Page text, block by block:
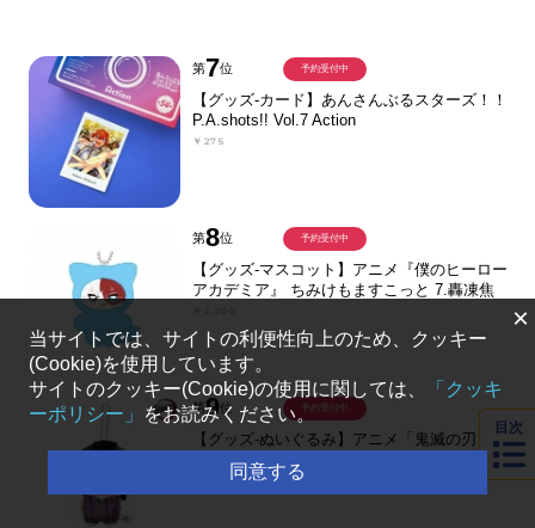
第7位
【グッズ-カード】あんさんぶるスターズ！！
P.A.shots!! Vol.7 Action
￥275
予約受付中
第8位
【グッズ-マスコット】アニメ『僕のヒーロー
アカデミア』 ちみけもますこっと 7.轟凍焦
予約受付中
第9位
【グッズ-ぬいぐるみ】アニメ「鬼滅の刃」
ぽにすてっぷ 第二弾 不死川 玄弥
￥1,980
予約受付中
目次
×
当サイトでは、サイトの利便性向上のため、クッキー
(Cookie)を使用しています。
サイトのクッキー(Cookie)の使用に関しては、
「クッキ
ーポリシー」
をお読みください。
同意する